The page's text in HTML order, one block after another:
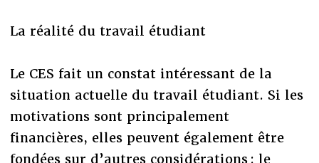
La réalité du travail étudiant
Le CES fait un constat intéressant de la
situation actuelle du travail étudiant. Si les
motivations sont principalement
financières, elles peuvent également être
fondées sur d’autres considérations : le